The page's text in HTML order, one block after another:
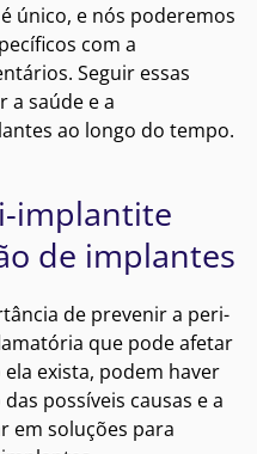
único, e nós poderemos
com a
Seguir essas
a saúde e a
ao longo do tempo.
implantite
de implantes
de prevenir a peri-
que pode afetar
exista, podem haver
possíveis causas e a
em soluções para